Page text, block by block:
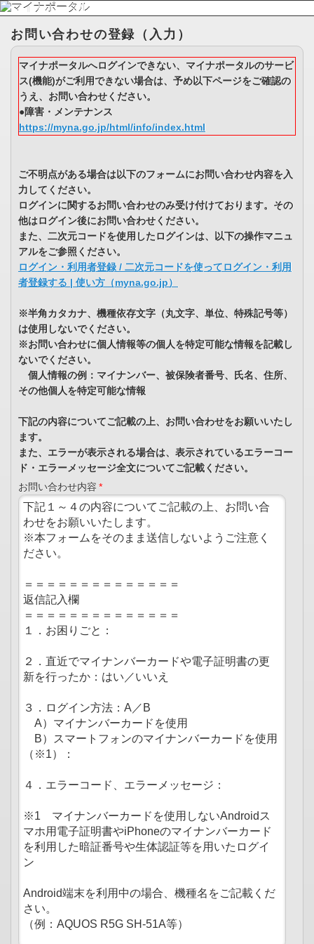
お問い合わせの登録（入力）
マイナポータルへログインできない、マイナポータルのサービ
ス(機能)がご利用できない場合は、予め以下ページをご確認の
うえ、お問い合わせください。
●障害・メンテナンス
https://myna.go.jp/html/info/index.html
ご不明点がある場合は以下のフォームにお問い合わせ内容を入
力してください。
ログインに関するお問い合わせのみ受け付けております。その
他はログイン後にお問い合わせください。
また、二次元コードを使用したログインは、以下の操作マニュ
アルをご参照ください。
ログイン・利用者登録 / 二次元コードを使ってログイン・利用
者登録する | 使い方（myna.go.jp）
※半角カタカナ、機種依存文字（丸文字、単位、特殊記号等）
は使用しないでください。
※お問い合わせに個人情報等の個人を特定可能な情報を記載し
ないでください。
個人情報の例：マイナンバー、被保険者番号、氏名、住所、
その他個人を特定可能な情報
下記の内容についてご記載の上、お問い合わせをお願いいたし
ます。
また、エラーが表示される場合は、表示されているエラーコー
ド・エラーメッセージ全文についてご記載ください。
お問い合わせ内容 *